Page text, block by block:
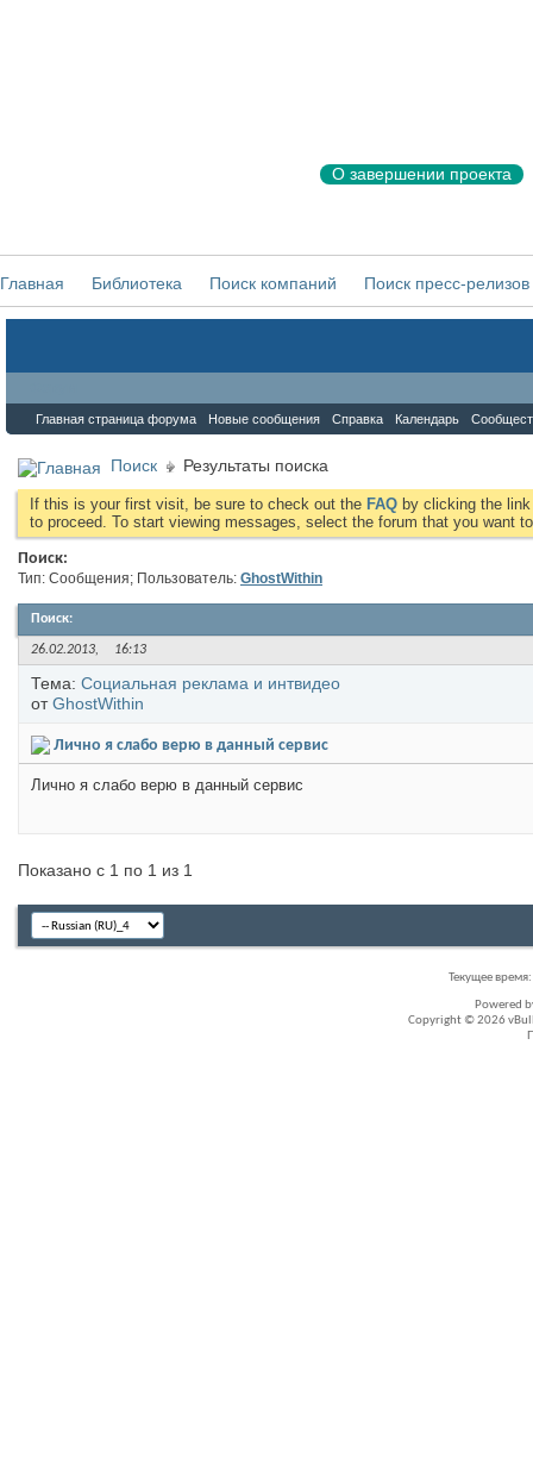
О завершении проекта
Главная Библиотека Поиск компаний Поиск пресс-релизов
Главная страница форума Новые сообщения Справка Календарь
Поиск Результаты поиска
If this is your first visit, be sure to check out the FAQ by clicking the
to proceed. To start viewing messages, select the forum that you want
Поиск:
Тип: Сообщения; Пользователь: GhostWithin
Поиск:
26.02.2013, 16:13
Тема: Социальная реклама и интвидео
отGhostWithin
Лично я слабо верю в данный сервис
Лично я слабо верю в данный сервис
Показано с 1 по 1 из 1
Текущее время:
Powered
Copyright © 2026